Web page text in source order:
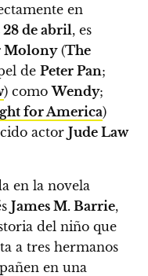
en
de abril, es
Molony(The
de Peter Pan;
) comoWendy;
for America)
actor Jude Law
en la novela
James M. Barrie,
del niño que
a tres hermanos
en una